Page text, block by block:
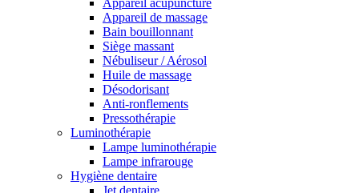
Appareil acupuncture
Appareil de massage
Bain bouillonnant
Siège massant
Nébuliseur / Aérosol
Huile de massage
Désodorisant
Anti-ronflements
Pressothérapie
Luminothérapie
Lampe luminothérapie
Lampe infrarouge
Hygiène dentaire
Jet dentaire